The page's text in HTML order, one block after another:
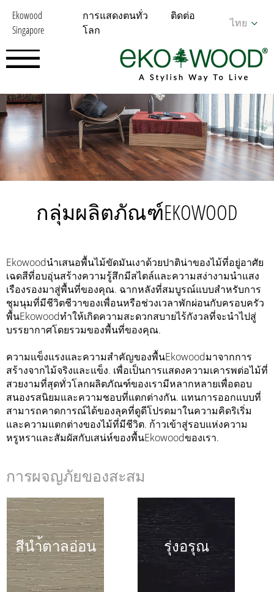
Ekowood
Singapore
การแสดงตนทั่ว
โลก
ติดต่อ
ไทย
กลุ่มผลิตภัณฑ์EKOWOOD
Ekowoodนำเสนอพื้นไม้ขัดมันเงาด้วยปาติน่าของไม้ที่อยู่อาศัย
เฉดสีที่อบอุ่นสร้างความรู้สึกมีสไตล์และความสง่างามนำแสง
เรืองรองมาสู่พื้นที่ของคุณ. ฉากหลังที่สมบูรณ์แบบสำหรับการ
ชุมนุมที่มีชีวิตชีวาของเพื่อนหรือช่วงเวลาพักผ่อนกับครอบครัว
พื้นEkowoodทำให้เกิดความสะดวกสบายไร้กังวลที่จะนำไปสู่
บรรยากาศโดยรวมของพื้นที่ของคุณ.
ความแข็งแรงและความสำคัญของพื้นEkowoodมาจากการ
สร้างจากไม้จริงและแข็ง. เพื่อเป็นการแสดงความเคารพต่อไม้ที่
สวยงามที่สุดทั่วโลกผลิตภัณฑ์ของเรามีหลากหลายเพื่อตอบ
สนองรสนิยมและความชอบที่แตกต่างกัน. แทนการออกแบบที่
สามารถคาดการณ์ได้ของลุคที่ดูดีโปรดมาในความคิดริเริ่ม
และความแตกต่างของไม้ที่มีชีวิต. ก้าวเข้าสู่รอบแห่งความ
หรูหราและสัมผัสกับเสน่ห์ของพื้นEkowoodของเรา.
การผจญภัยของสะสม
สีนำ้ตาลอ่อน รุ่งอรุณ